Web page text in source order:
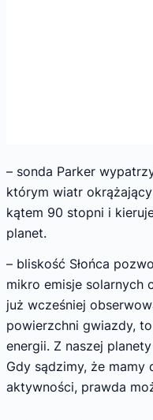
– sonda Parker
którym wiatr
kątem 90 stopni i
planet.
– bliskość Słońca
mikro emisje solarnych
już wcześniej
powierzchni gwiazdy,
energii. Z naszej
Gdy sądzimy, że mamy
aktywności, prawda